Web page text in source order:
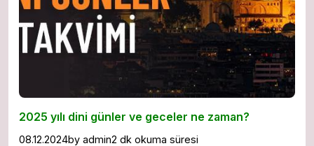
2025 yılı dini günler ve geceler ne zaman?
08.12.2024by admin2 dk okuma süresi